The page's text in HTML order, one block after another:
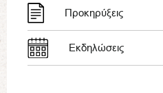
Προκηρύξεις
Εκδηλώσεις